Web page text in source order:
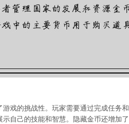
戏的挑战性。玩家需要通过完成任务和
自己的技能和智慧。隐藏金币还增加了